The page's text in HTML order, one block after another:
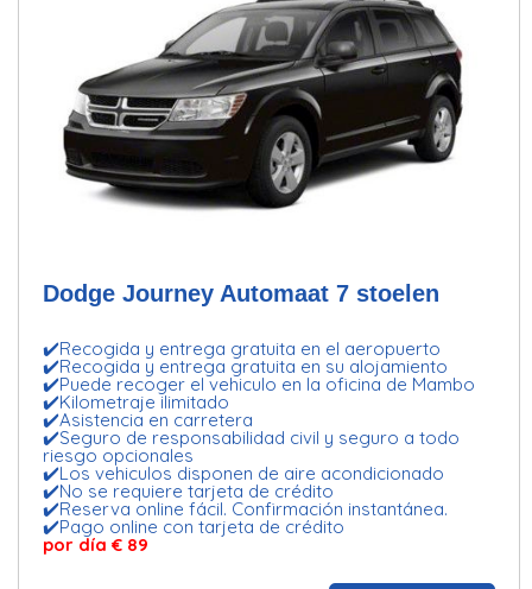
Dodge Journey Automaat 7 stoelen
✔️Recogida y entrega gratuita en el aeropuerto
✔️Recogida y entrega gratuita en su alojamiento
✔️Puede recoger el vehiculo en la oficina de Mambo
✔️Kilometraje ilimitado
✔️Asistencia en carretera
✔️Seguro de responsabilidad civil y seguro a todo
riesgo opcionales
✔️Los vehiculos disponen de aire acondicionado
✔️No se requiere tarjeta de crédito
✔️Reserva online fácil. Confirmación instantánea.
✔️Pago online con tarjeta de crédito
por día € 89